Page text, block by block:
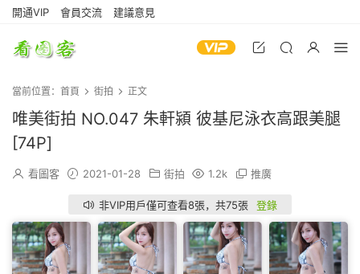
開通VIP 會員交流 建議意見
當前位置： 首頁 街拍 正文
唯美街拍 NO.047 朱軒潁 彼基尼泳衣高跟美腿
[74P]
看圖客 2021-01-28 街拍 1.2k 推廣
非VIP用戶僅可查看8張，共75張 登錄